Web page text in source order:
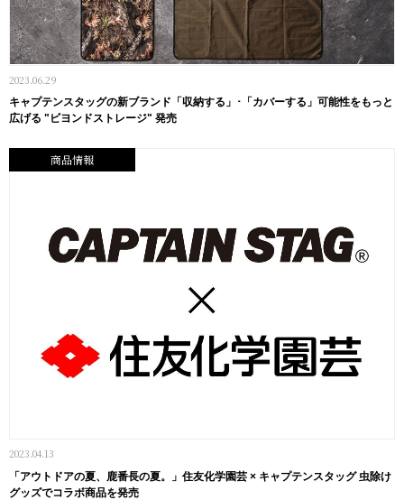
2023.06.29
キャプテンスタッグの新ブランド「収納する」･「カバーする」可能性をもっと
広げる "ビヨンドストレージ" 発売
商品情報
2023.04.13
「アウトドアの夏、鹿番長の夏。」住友化学園芸 × キャプテンスタッグ 虫除け
グッズでコラボ商品を発売